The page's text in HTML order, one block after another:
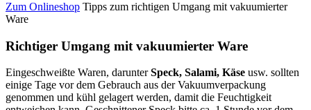
Zum Onlineshop Tipps zum richtigen Umgang mit vakuumierter
Ware
Richtiger Umgang mit vakuumierter Ware
Eingeschweißte Waren, darunterSpeck, Salami, Käse usw. sollten
einige Tage vor dem Gebrauch aus der Vakuumverpackung
genommen und kühl gelagert werden, damit die Feuchtigkeit